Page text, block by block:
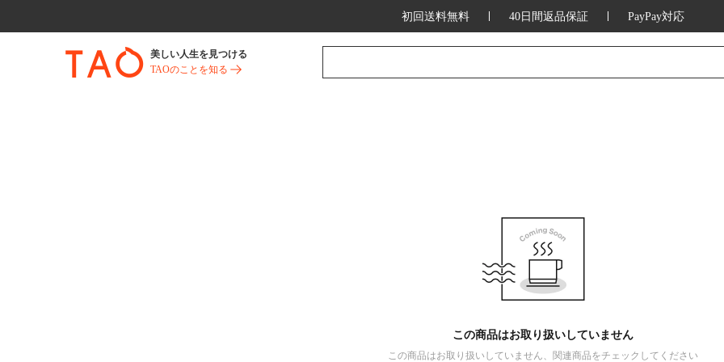
初回送料無料 40日間返品保証 PayPay対応
美しい人生を見つける
TAOのことを知る
この商品はお取り扱いしていません
この商品はお取り扱いしていません、関連商品をチェックしてください